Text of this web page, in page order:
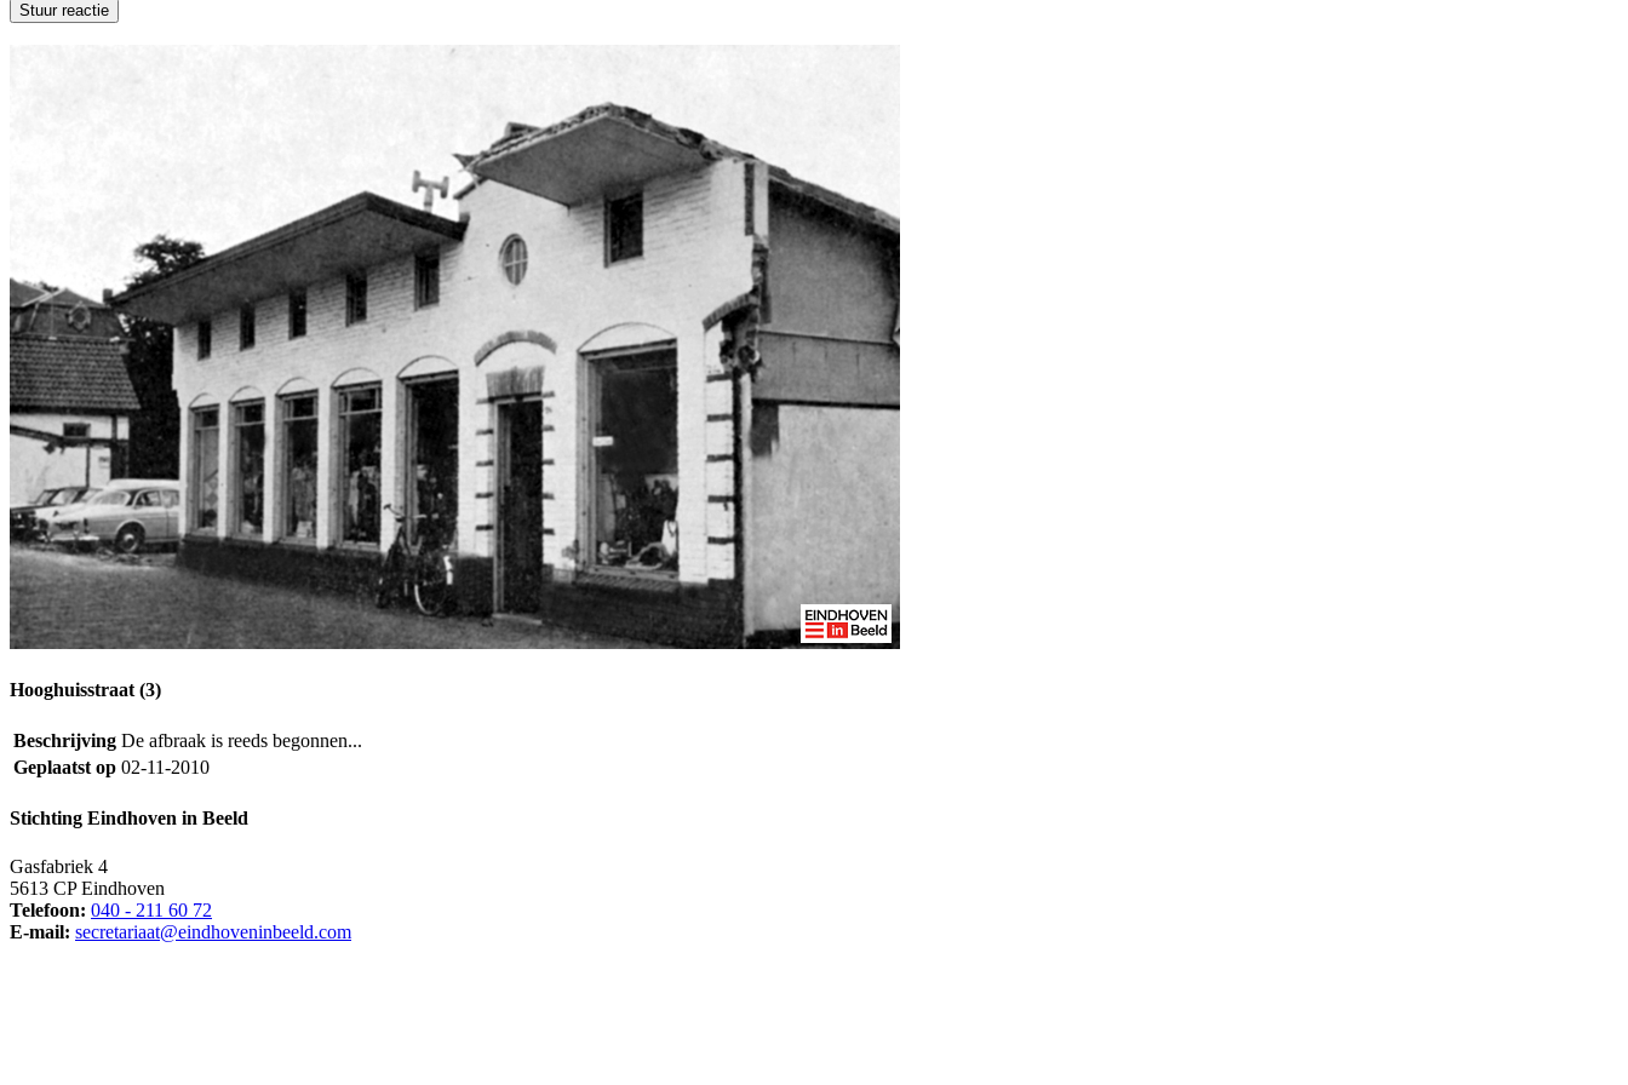
Hooghuisstraat (3)
Beschrijving De afbraak is reeds begonnen...
Geplaatst op 02-11-2010
Stichting Eindhoven in Beeld
Gasfabriek 4
5613 CP Eindhoven
Telefoon: 040 - 211 60 72
E-mail: secretariaat@eindhoveninbeeld.com